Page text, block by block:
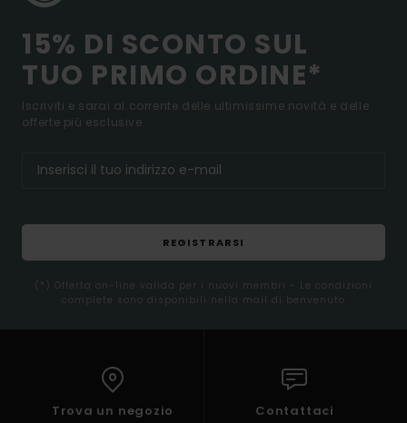
15% DI SCONTO SUL
TUO PRIMO ORDINE*
Iscriviti e sarai al corrente delle ultimissime novità e delle
offerte più esclusive.
REGISTRARSI
(*) Offerta on-line valida per i nuovi membri - Le condizioni
complete sono disponibili nella mail di benvenuto
Trova un negozio Contattaci